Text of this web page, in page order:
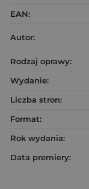
EAN:
Autor:
Rodzaj oprawy:
Wydanie:
Liczba stron:
Format:
Rok wydania:
Data premiery: